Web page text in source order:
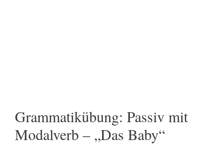
Grammatikübung: Passiv mit
Modalverb – „Das Baby“